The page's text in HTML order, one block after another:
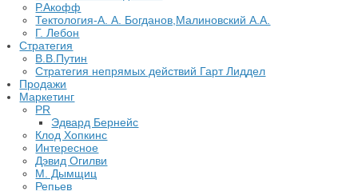
Р.Акофф
Тектология-А. А. Богданов,Малиновский А.А.
​Г. Лебон
Стратегия
В.В.Путин
​Стратегия непрямых действий Гарт Лиддел
Продажи
Маркетинг
PR
Эдвард Бернейс
Клод Хопкинс
Интересное
Дэвид Огилви
М. Дымщиц
Репьев